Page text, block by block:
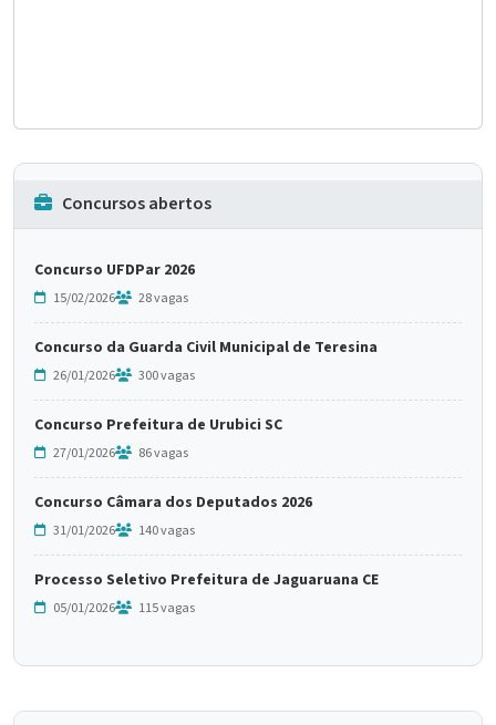
Concursos abertos
Concurso UFDPar 2026
15/02/2026 28 vagas
Concurso da Guarda Civil Municipal de Teresina
26/01/2026 300 vagas
Concurso Prefeitura de Urubici SC
27/01/2026 86 vagas
Concurso Câmara dos Deputados 2026
31/01/2026 140 vagas
Processo Seletivo Prefeitura de Jaguaruana CE
05/01/2026 115 vagas